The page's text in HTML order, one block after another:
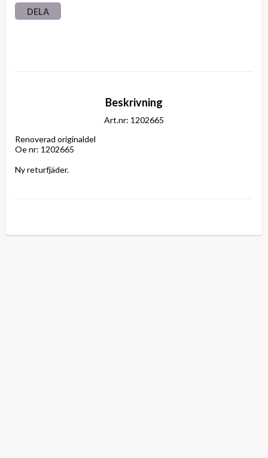
DELA
Beskrivning
Art.nr: 1202665
Renoverad originaldel
Oe nr: 1202665
Ny returfjäder.